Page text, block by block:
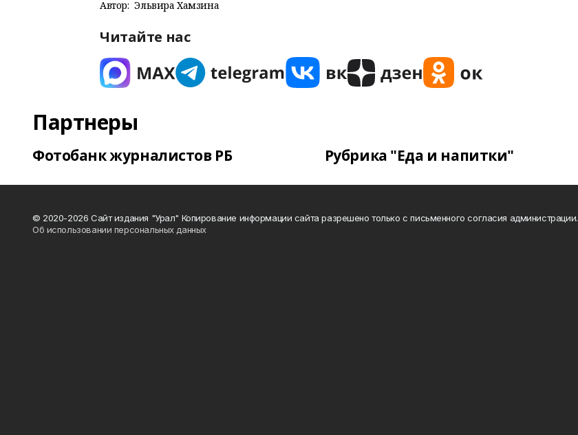
Автор: Эльвира Хамзина
Читайте нас
Партнеры
Фотобанк журналистов РБ Рубрика "Еда и напитки"
© 2020-2026 Сайт издания "Урал" Копирование информации сайта разрешено только с письменного согласия администрации.
Об использовании персональных данных